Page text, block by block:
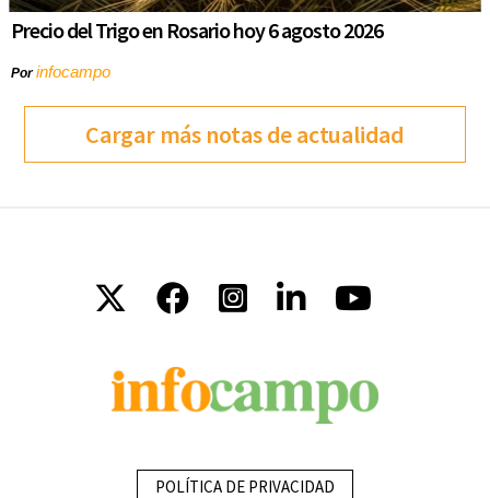
Precio del Trigo en Rosario hoy 6 agosto 2026
Porinfocampo
Cargar más notas de actualidad
POLÍTICA DE PRIVACIDAD